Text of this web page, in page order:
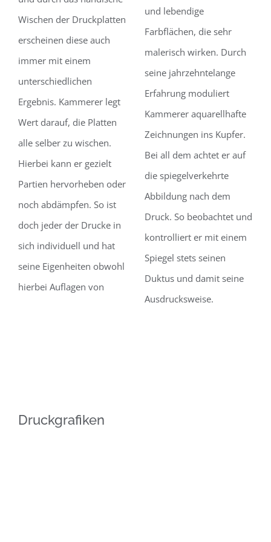
Wischen der Druckplatten
erscheinen diese auch
immer mit einem
unterschiedlichen
Ergebnis. Kammerer legt
Wert darauf, die Platten
alle selber zu wischen.
Hierbei kann er gezielt
Partien hervorheben oder
noch abdämpfen. So ist
doch jeder der Drucke in
sich individuell und hat
seine Eigenheiten obwohl
hierbei Auflagen von
und lebendige
Farbflächen, die sehr
malerisch wirken. Durch
seine jahrzehntelange
Erfahrung moduliert
Kammerer aquarellhafte
Zeichnungen ins Kupfer.
Bei all dem achtet er auf
die spiegelverkehrte
Abbildung nach dem
Druck. So beobachtet und
kontrolliert er mit einem
Spiegel stets seinen
Duktus und damit seine
Ausdrucksweise.
Druckgrafiken